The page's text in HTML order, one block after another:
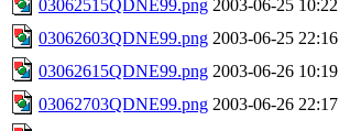
03062515QDNE99.png 2003-06-25 10:22
03062603QDNE99.png 2003-06-25 22:16
03062615QDNE99.png 2003-06-26 10:19
03062703QDNE99.png 2003-06-26 22:17